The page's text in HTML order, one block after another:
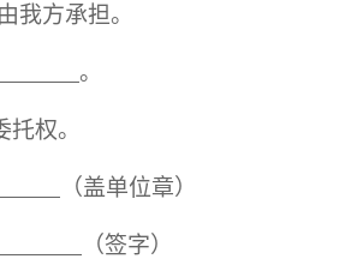
我方承担。
。
权。
（盖单位章）
（签字）